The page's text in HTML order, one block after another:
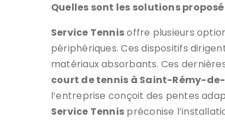
Quelles sont les solutions
Service Tennisoffre plusieurs
périphériques. Ces dispositifs
matériaux absorbants. Ces
court de tennis à Saint-Rémy-
l’entreprise conçoit des pentes
Service Tennis préconise